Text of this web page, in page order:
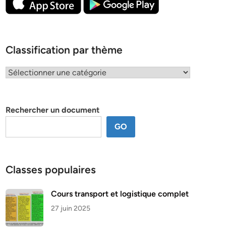
Classification par thème
Classification
Rechercher un document
GO
Classes populaires
Cours transport et logistique complet
27 juin 2025